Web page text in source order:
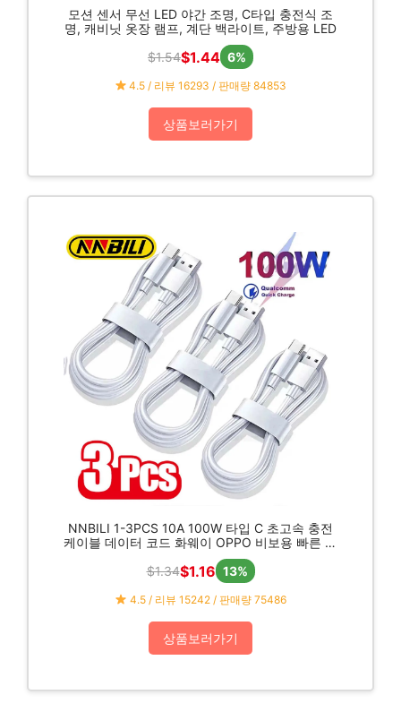
모션 센서 무선 LED 야간 조명, C타입 충전식 조
명, 캐비닛 옷장 램프, 계단 백라이트, 주방용 LED
$1.54$1.44 6%
4.5 / 리뷰 16293 / 판매량 84853
상품보러가기
NNBILI 1-3PCS 10A 100W 타입 C 초고속 충전
케이블 데이터 코드 화웨이 OPPO 비보용 빠른 충
전, 아이폰, 샤오미, 삼성용 아님
$1.34$1.16 13%
4.5 / 리뷰 15242 / 판매량 75486
상품보러가기